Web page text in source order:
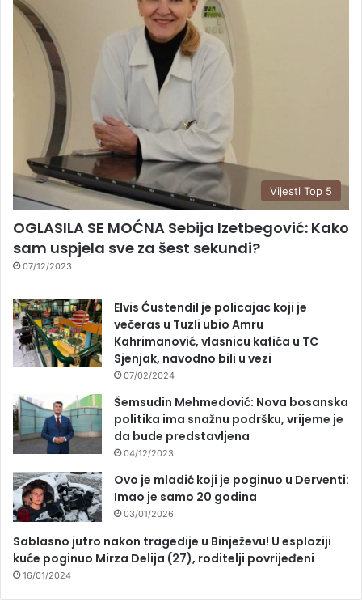
Vijesti Top 5
OGLASILA SE MOĆNA Sebija Izetbegović: Kako
sam uspjela sve za šest sekundi?
07/12/2023
Elvis Ćustendil je policajac koji je
večeras u Tuzli ubio Amru
Kahrimanović, vlasnicu kafića u TC
Sjenjak, navodno bili u vezi
07/02/2024
Šemsudin Mehmedović: Nova bosanska
politika ima snažnu podršku, vrijeme je
da bude predstavljena
04/12/2023
Ovo je mladić koji je poginuo u Derventi:
Imao je samo 20 godina
03/01/2026
Sablasno jutro nakon tragedije u Binježevu! U esploziji
kuće poginuo Mirza Delija (27), roditelji povrijeđeni
16/01/2024